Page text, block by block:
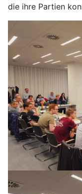
die ihre Partien